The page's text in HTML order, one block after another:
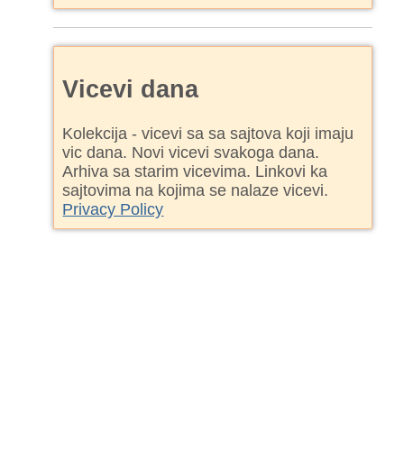
Vicevi dana
Kolekcija - vicevi sa sa sajtova koji imaju
vic dana. Novi vicevi svakoga dana.
Arhiva sa starim vicevima. Linkovi ka
sajtovima na kojima se nalaze vicevi.
Privacy Policy